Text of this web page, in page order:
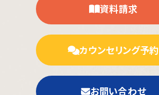
資料請求
カウンセリング予約
お問い合わせ